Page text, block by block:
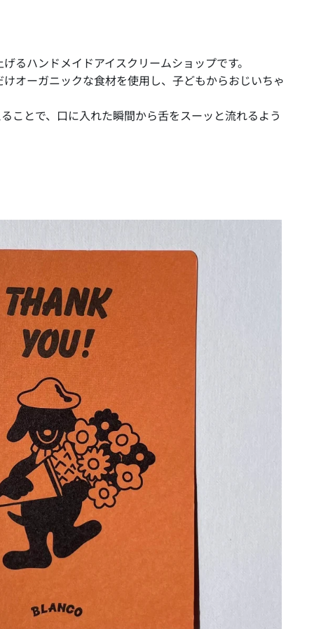
るハンドメイドアイスクリームショップです。
オーガニックな食材を使用し、子どもからおじいちゃ
ことで、口に入れた瞬間から舌をスーッと流れるよう